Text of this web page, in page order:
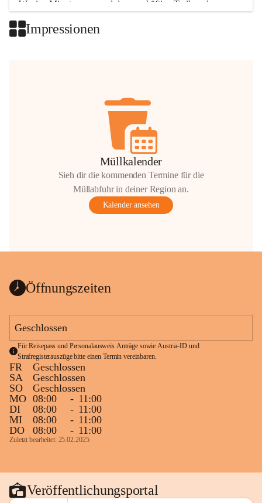
Wenige Minuten nur, und das geschäftige Treiben der
Impressionen
Müllkalender
Sieh dir die kommenden Termine für die
Müllabfuhr in deiner Region an.
Kalender ansehen
Öffnungszeiten
Geschlossen
Für Reisepass und Personalausweis Anträge sowie Austria-ID und
Strafregisterauszüge bitte einen Termin vereinbaren.
FR
Geschlossen
SA
Geschlossen
SO
Geschlossen
MO 08:00 - 11:00
DI
08:00 - 11:00
MI
08:00 - 11:00
DO
08:00 - 11:00
Zuletzt bearbeitet: 25.02.2025
Veröffentlichungsportal